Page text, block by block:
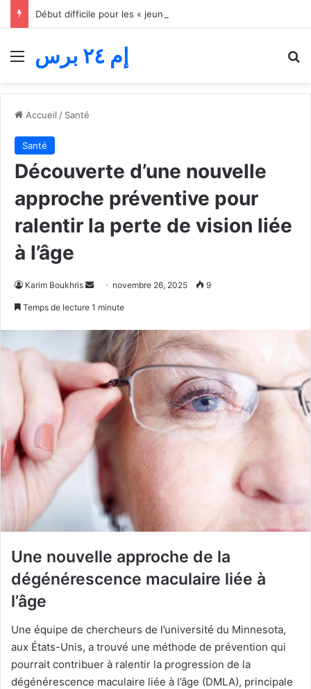
Menu إم ٢٤ برس
Accueil / Santé
Santé
Découverte d’une nouvelle
approche préventive pour
ralentir la perte de vision liée
à l’âge
Karim Boukhris
Envoyernovembre 26, 2025 9
Temps de lecture 1 minute
Une nouvelle approche de la
dégénérescence maculaire liée à
l’âge
Une équipe de chercheurs de l’université du Minnesota,
aux États-Unis, a trouvé une méthode de prévention qui
pourrait contribuer à ralentir la progression de la
dégénérescence maculaire liée à l’âge (DMLA), principale